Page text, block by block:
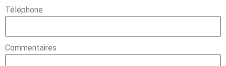
Téléphone
Commentaires